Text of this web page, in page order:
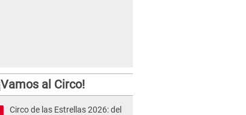
al Circo!
Circo de las Estrellas 2026: del